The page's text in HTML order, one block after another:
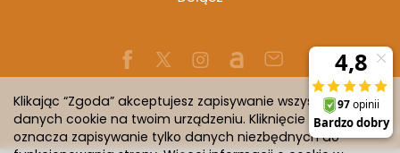
Sklep internetowy SOTESHOP AI
Klikając “Zgoda” akceptujesz zapisywanie wszystkich
danych cookie na twoim urządzeniu. Kliknięcie “Odmowa”
oznacza zapisywanie tylko danych niezbędnych do